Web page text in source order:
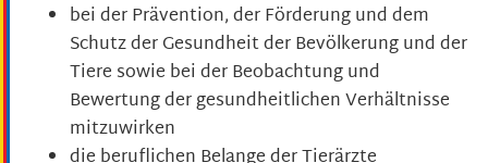
bei der Prävention, der Förderung und dem
Schutz der Gesundheit der Bevölkerung und der
Tiere sowie bei der Beobachtung und
Bewertung der gesundheitlichen Verhältnisse
mitzuwirken